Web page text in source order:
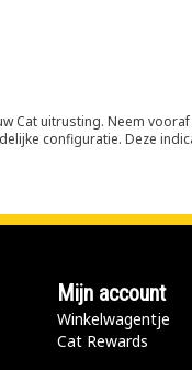
Cat uitrusting. Neem
configuratie. Deze
Mijn account
Winkelwagentje
Cat Rewards